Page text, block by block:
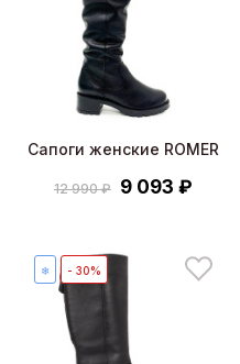
Сапоги женские ROMER
12 990 ₽ 9 093 ₽
❄ - 30%